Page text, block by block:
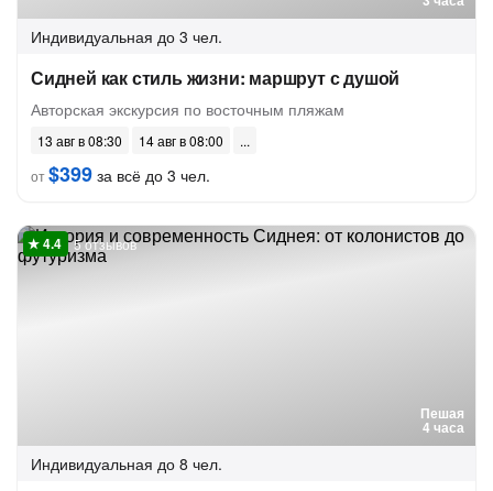
Индивидуальная до 3 чел.
Сидней как стиль жизни: маршрут с душой
Авторская экскурсия по восточным пляжам
13 авг в 08:30
14 авг в 08:00
от$399 за всё до 3 чел.
Пешая
4 часа
5 отзывов
Индивидуальная до 8 чел.